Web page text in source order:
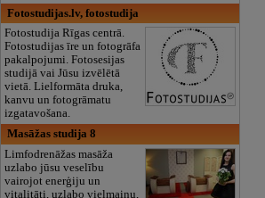
Fotostudijas.lv, fotostudija
Fotostudija Rīgas centrā.
Fotostudijas īre un fotogrāfa
pakalpojumi. Fotosesijas
studijā vai Jūsu izvēlētā
vietā. Lielformāta druka,
kanvu un fotogrāmatu
izgatavošana.
Masāžas studija 8
Limfodrenāžas masāža
uzlabo jūsu veselību
vairojot enerģiju un
vitalitāti, uzlabo vielmaiņu,